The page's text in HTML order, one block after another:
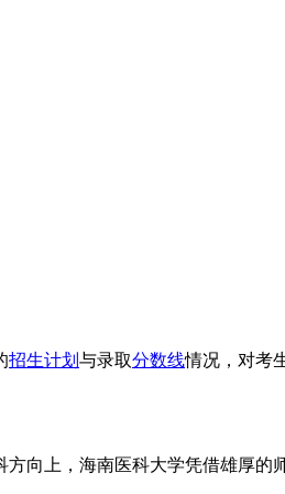
招生计划 与录取分数线情况，对考
向上，海南医科大学凭借雄厚的